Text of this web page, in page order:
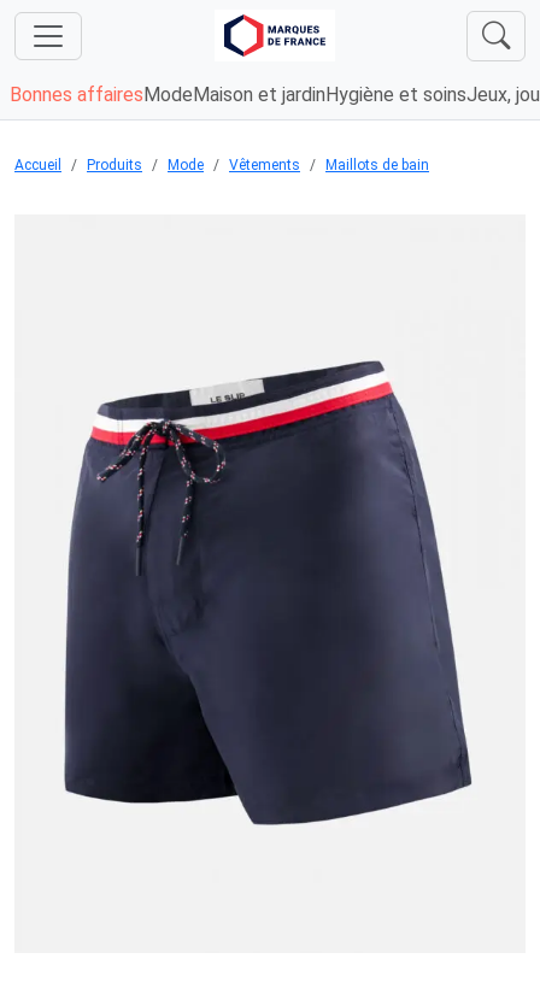
Bonnes affaires Mode Maison et jardin Hygiène et soinsJeux,
Accueil Produits Mode Vêtements Maillots de bain